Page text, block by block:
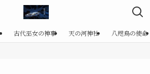
古代巫女の神事 天の河神社 八咫烏の使命